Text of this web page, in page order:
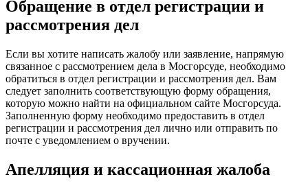
Обращение в отдел регистрации и
рассмотрения дел
Если вы хотите написать жалобу или заявление, напрямую
связанное с рассмотрением дела в Мосгорсуде, необходимо
обратиться в отдел регистрации и рассмотрения дел. Вам
следует заполнить соответствующую форму обращения,
которую можно найти на официальном сайте Мосгорсуда.
Заполненную форму необходимо предоставить в отдел
регистрации и рассмотрения дел лично или отправить по
почте с уведомлением о вручении.
Апелляция и кассационная жалоба